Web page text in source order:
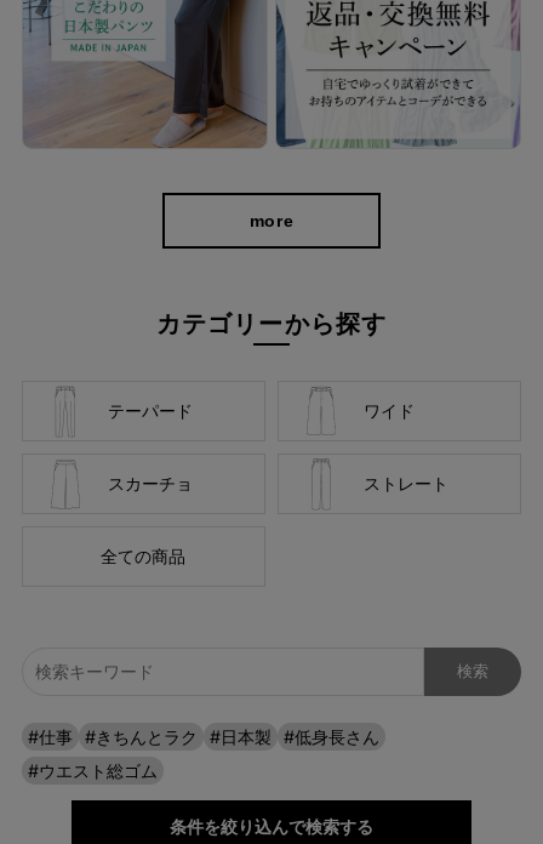
cafeからtabiまで、日常を上質に
人に向けて、オンラインショップ「CAFE TABi」は日常・非
more
カテゴリーから探す
テーパード ワイド
スカーチョ ストレート
全ての商品
#仕事 #きちんとラク #日本製
#低身長さん
#ウエスト総ゴム
条件を絞り込んで検索する